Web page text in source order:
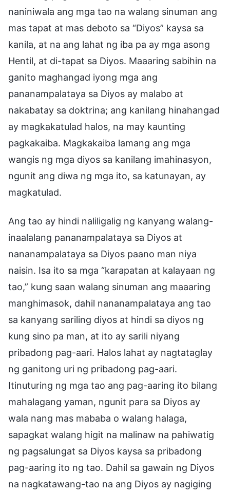
naniniwala ang mga tao na walang sinuman ang
mas tapat at mas deboto sa “Diyos” kaysa sa
kanila, at na ang lahat ng iba pa ay mga asong
Hentil, at di-tapat sa Diyos. Maaaring sabihin na
ganito maghangad iyong mga ang
pananampalataya sa Diyos ay malabo at
nakabatay sa doktrina; ang kanilang hinahangad
ay magkakatulad halos, na may kaunting
pagkakaiba. Magkakaiba lamang ang mga
wangis ng mga diyos sa kanilang imahinasyon,
ngunit ang diwa ng mga ito, sa katunayan, ay
magkatulad.
Ang tao ay hindi naliligalig ng kanyang walang-
inaalalang pananampalataya sa Diyos at
nananampalataya sa Diyos paano man niya
naisin. Isa ito sa mga “karapatan at kalayaan ng
tao,” kung saan walang sinuman ang maaaring
manghimasok, dahil nananampalataya ang tao
sa kanyang sariling diyos at hindi sa diyos ng
kung sino pa man, at ito ay sarili niyang
pribadong pag-aari. Halos lahat ay nagtataglay
ng ganitong uri ng pribadong pag-aari.
Itinuturing ng mga tao ang pag-aaring ito bilang
mahalagang yaman, ngunit para sa Diyos ay
wala nang mas mababa o walang halaga,
sapagkat walang higit na malinaw na pahiwatig
ng pagsalungat sa Diyos kaysa sa pribadong
pag-aaring ito ng tao. Dahil sa gawain ng Diyos
na nagkatawang-tao na ang Diyos ay nagiging